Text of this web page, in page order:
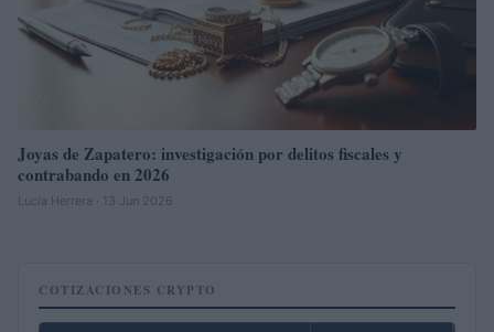
Joyas de Zapatero: investigación por delitos fiscales y
contrabando en 2026
Lucía Herrera · 13 Jun 2026
COTIZACIONES CRYPTO